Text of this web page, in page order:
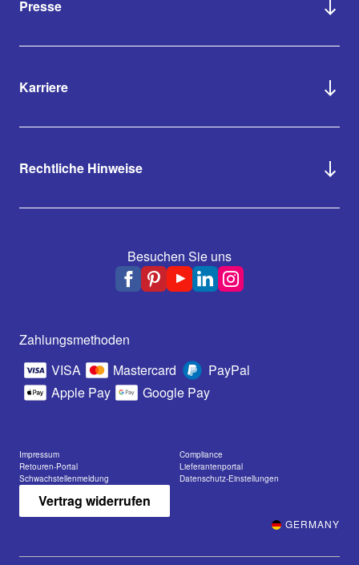
Presse
Karriere
Rechtliche Hinweise
Besuchen Sie uns
Zahlungsmethoden
VISA
Mastercard
PayPal
Apple Pay
Google Pay
Impressum
Compliance
Retouren-Portal
Lieferantenportal
Schwachstellenmeldung
Datenschutz-Einstellungen
Vertrag widerrufen
GERMANY